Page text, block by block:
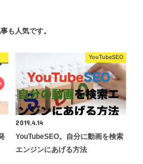
も人気です。
YouTubeSEO
2019.4.14
YouTubeSEO。自分に動画を検索
エンジンにあげる方法